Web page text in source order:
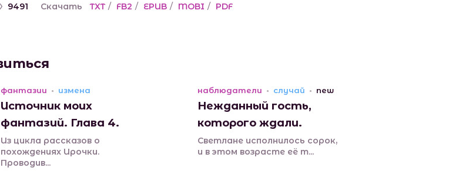
9491 Скачать TXT / FB2 / EPUB / MOBI / PDF
фантазии измена
Источник моих
фантазий. Глава 4.
Из цикла рассказов о
похождениях Ирочки.
Проводив...
наблюдатели случай new
Нежданный гость,
которого ждали.
Светлане исполнилось сорок,
и в этом возрасте её т...